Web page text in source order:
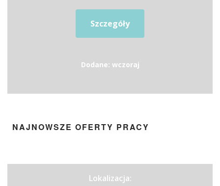
Szczegóły
Dodane: wczoraj
NAJNOWSZE OFERTY PRACY
Lokalizacja: